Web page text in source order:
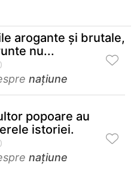
arogante şi brutale,
nu...
națiune
popoare au
istoriei.
națiune